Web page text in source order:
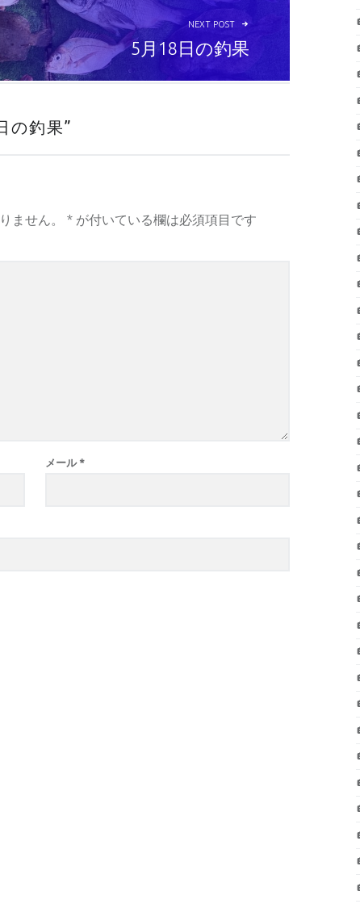
NEXT POST
5月18日の釣果
の釣果”
ません。 * が付いている欄は必須項目です
メール *